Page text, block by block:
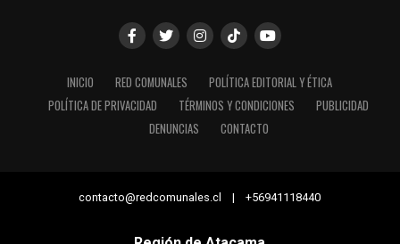
INICIO RED COMUNALES
POLÍTICA EDITORIAL Y ÉTICA
POLÍTICA DE PRIVACIDAD
TÉRMINOS Y CONDICIONES
PUBLICIDAD
DENUNCIAS
CONTACTO
contacto@redcomunales.cl | +56941118440